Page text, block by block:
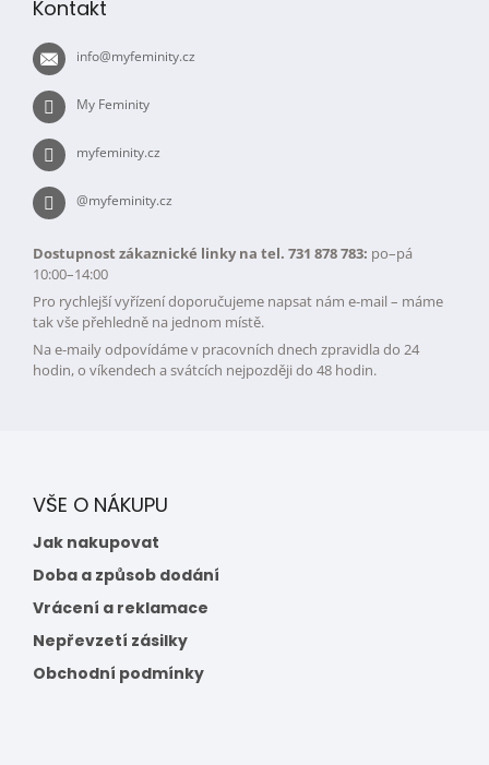
Kontakt
info@myfeminity.cz
My Feminity
myfeminity.cz
@myfeminity.cz
Dostupnost zákaznické linky na tel. 731 878 783: po–pá
10:00–14:00
Pro rychlejší vyřízení doporučujeme napsat nám e-mail – máme
tak vše přehledně na jednom místě.
Na e-maily odpovídáme v pracovních dnech zpravidla do 24
hodin, o víkendech a svátcích nejpozději do 48 hodin.
VŠE O NÁKUPU
Jak nakupovat
Doba a způsob dodání
Vrácení a reklamace
Nepřevzetí zásilky
Obchodní podmínky